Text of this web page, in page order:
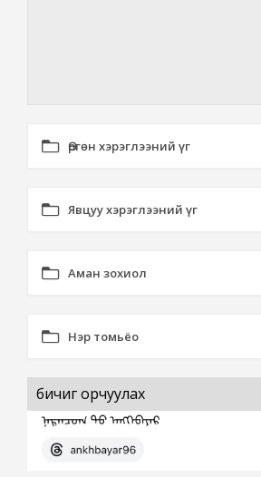
Өргөн хэрэглээний үг
Явцуу хэрэглээний үг
Аман зохиол
Нэр томьёо
бичиг орчуулах